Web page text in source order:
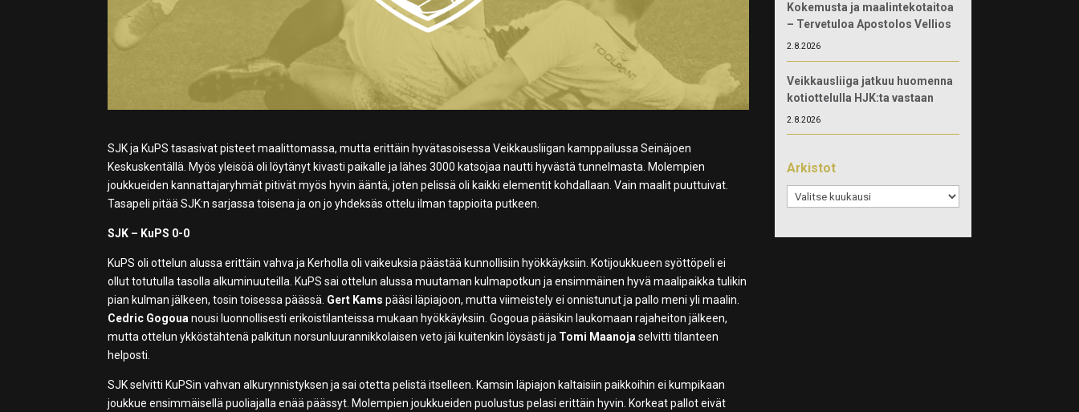
SJK ja KuPS tasasivat pisteet maalittomassa, mutta erittäin hyvätasoisessa Veikkausliigan kamppailussa Seinäjoen
Keskuskentällä. Myös yleisöä oli löytänyt kivasti paikalle ja lähes 3000 katsojaa nautti hyvästä tunnelmasta. Molempien
joukkueiden kannattajaryhmät pitivät myös hyvin ääntä, joten pelissä oli kaikki elementit kohdallaan. Vain maalit puuttuivat.
Tasapeli pitää SJK:n sarjassa toisena ja on jo yhdeksäs ottelu ilman tappioita putkeen.
SJK – KuPS 0-0
KuPS oli ottelun alussa erittäin vahva ja Kerholla oli vaikeuksia päästää kunnollisiin hyökkäyksiin. Kotijoukkueen syöttöpeli ei
ollut totutulla tasolla alkuminuuteilla. KuPS sai ottelun alussa muutaman kulmapotkun ja ensimmäinen hyvä maalipaikka tulikin
pian kulman jälkeen, tosin toisessa päässä. Gert Kams pääsi läpiajoon, mutta viimeistely ei onnistunut ja pallo meni yli maalin.
Cedric Gogouanousi luonnollisesti erikoistilanteissa mukaan hyökkäyksiin. Gogoua pääsikin laukomaan rajaheiton jälkeen,
mutta ottelun ykköstähtenä palkitun norsunluurannikkolaisen veto jäi kuitenkin löysästi ja Tomi Maanojaselvitti tilanteen
helposti.
SJK selvitti KuPSin vahvan alkurynnistyksen ja sai otetta pelistä itselleen. Kamsin läpiajon kaltaisiin paikkoihin ei kumpikaan
joukkue ensimmäisellä puoliajalla enää päässyt. Molempien joukkueiden puolustus pelasi erittäin hyvin. Korkeat pallot eivät
Kokemusta ja maalintekotaitoa
– Tervetuloa Apostolos Vellios
2.8.2026
Veikkausliiga jatkuu huomenna
kotiottelulla HJK:ta vastaan
2.8.2026
Arkistot
Arkistot